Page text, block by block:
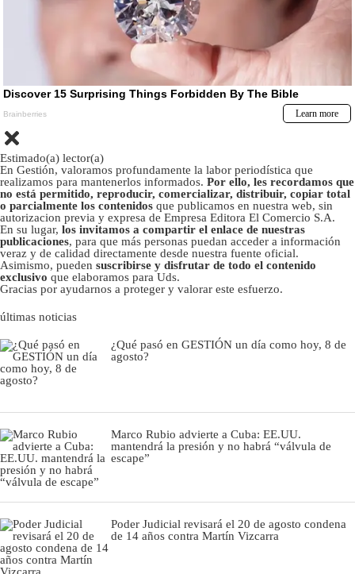
Estimado(a) lector(a)
En Gestión, valoramos profundamente la labor periodística que
realizamos para mantenerlos informados. Por ello, les recordamos que
no está permitido, reproducir, comercializar, distribuir, copiar total
o parcialmente los contenidos que publicamos en nuestra web, sin
autorizacion previa y expresa de Empresa Editora El Comercio S.A.
En su lugar, los invitamos a compartir el enlace de nuestras
publicaciones, para que más personas puedan acceder a información
veraz y de calidad directamente desde nuestra fuente oficial.
Asimismo, pueden suscribirse y disfrutar de todo el contenido
exclusivo que elaboramos para Uds.
Gracias por ayudarnos a proteger y valorar este esfuerzo.
últimas noticias
¿Qué pasó en GESTIÓN un día como hoy, 8 de
agosto?
Marco Rubio advierte a Cuba: EE.UU.
mantendrá la presión y no habrá “válvula de
escape”
Poder Judicial revisará el 20 de agosto condena
de 14 años contra Martín Vizcarra